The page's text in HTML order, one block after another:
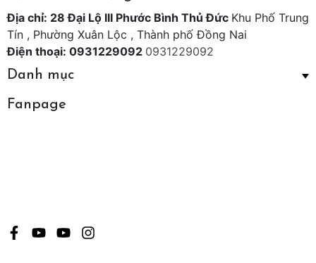
Địa chỉ: 28 Đại Lộ III Phước Bình Thủ Đức Khu Phố Trung
Tín , Phường Xuân Lộc , Thành phố Đồng Nai
Điện thoại: 0931229092 0931229092
Danh mục
Fanpage